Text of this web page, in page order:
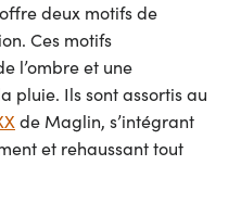
deux motifs de
Ces motifs
l’ombre et une
pluie. Ils sont assortis au
de Maglin, s’intégrant
et rehaussant tout